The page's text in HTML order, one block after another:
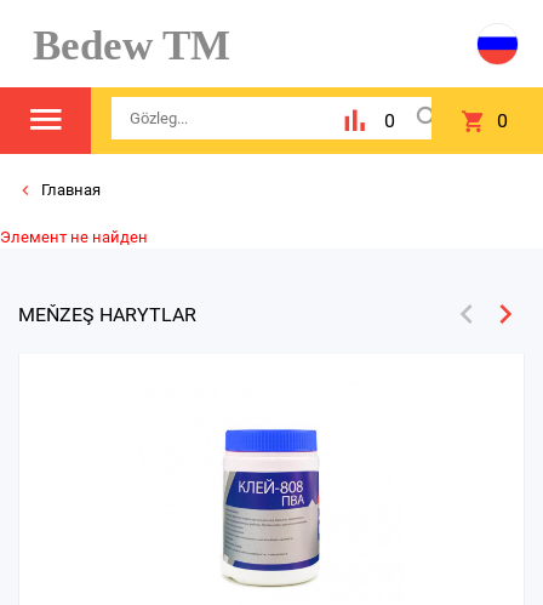
Bedew TM
0 0
Главная
Элемент не найден
MEŇZEŞ HARYTLAR